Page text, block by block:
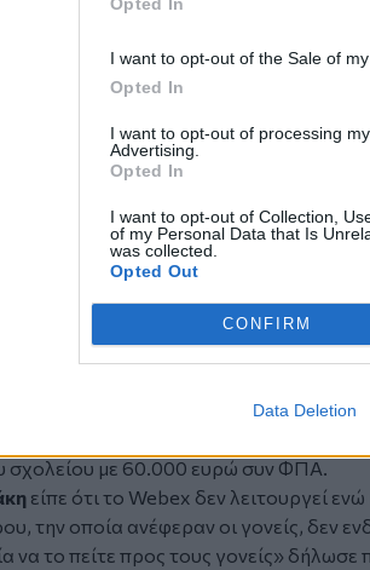
I want to opt-out of the Sale of
Opted In
I want to opt-out of processing
Advertising.
Opted In
I want to opt-out of Collection,
of my Personal Data that Is
was collected.
Opted Out
CONFIRM
Data Deletion
νερού που υπάρχει στο σημείο
εδάφους. Τόνισε ότι πρώτιστο μέλημα
ενώ ξεδίπλωσε το σχέδιο της
βήματα ώστε να ανοίξει ξανά με
μονάδα.
είναι να μπουν μέσα με ασφάλεια οι
Υπενθύμισε επίσης την
Σταύρου Αρναουτάκη, για συνδρομή
σχολείου με 60.000 ευρώ συν ΦΠΑ.
είπε ότι το Webex δεν λειτουργεί
την οποία ανέφεραν οι γονείς, δεν
να το πείτε προς τους γονείς» δήλωσε